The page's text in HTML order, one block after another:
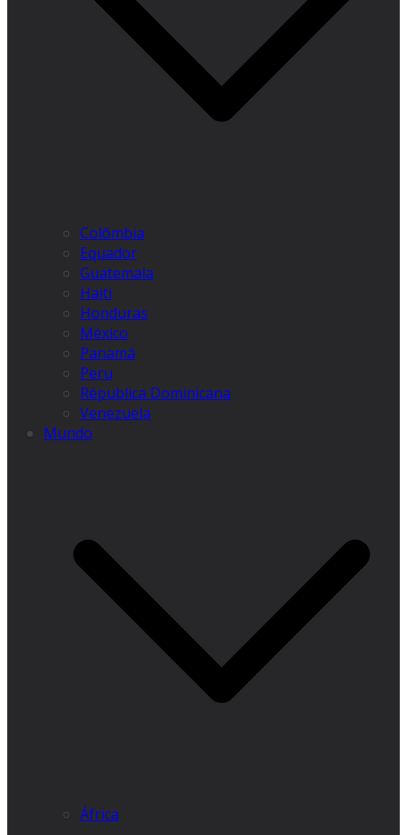
Colômbia
Equador
Guatemala
Haiti
Honduras
México
Panamá
Peru
Républica Dominicana
Venezuela
Mundo
África